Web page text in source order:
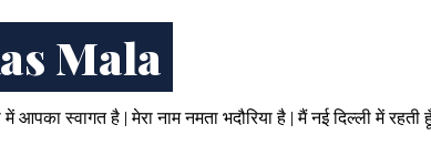
Mala
में आपका स्वागत है | मेरा नाम नमता भदौरिया है | मैं नई दिल्ली